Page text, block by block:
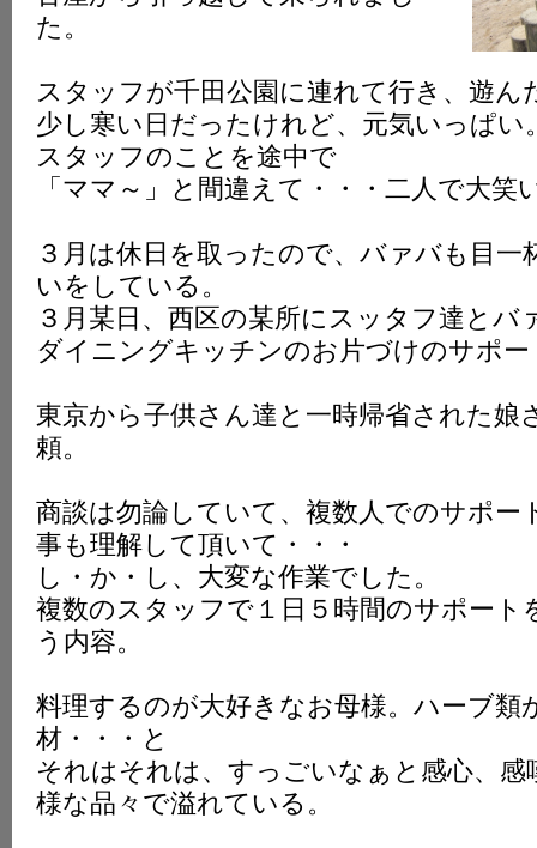
た。
スタッフが千田公園に連れて行き、遊ん
少し寒い日だったけれど、元気いっぱい
スタッフのことを途中で
「ママ～」と間違えて・・・二人で大笑
３月は休日を取ったので、バァバも目一
いをしている。
３月某日、西区の某所にスッタフ達とバ
ダイニングキッチンのお片づけのサポ
東京から子供さん達と一時帰省された娘
頼。
商談は勿論していて、複数人でのサポー
事も理解して頂いて・・・
し・か・し、大変な作業でした。
複数のスタッフで１日５時間のサポート
う内容。
料理するのが大好きなお母様。ハーブ類
材・・・と
それはそれは、すっごいなぁと感心、感
様な品々で溢れている。